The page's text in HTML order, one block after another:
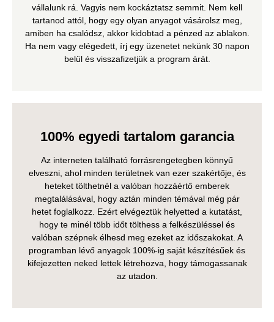
vállalunk rá. Vagyis nem kockáztatsz semmit. Nem kell
tartanod attól, hogy egy olyan anyagot vásárolsz meg,
amiben ha csalódsz, akkor kidobtad a pénzed az ablakon.
Ha nem vagy elégedett, írj egy üzenetet nekünk 30 napon
belül és visszafizetjük a program árát.
100% egyedi tartalom garancia
Az interneten található forrásrengetegben könnyű
elveszni, ahol minden területnek van ezer szakértője, és
heteket tölthetnél a valóban hozzáértő emberek
megtalálásával, hogy aztán minden témával még pár
hetet foglalkozz. Ezért elvégeztük helyetted a kutatást,
hogy te minél több időt tölthess a felkészüléssel és
valóban szépnek élhesd meg ezeket az időszakokat. A
programban lévő anyagok 100%-ig saját készítésűek és
kifejezetten neked lettek létrehozva, hogy támogassanak
az utadon.